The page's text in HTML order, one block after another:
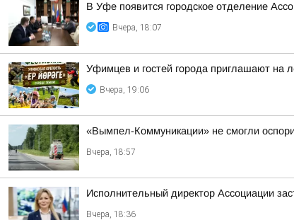
В Уфе появится городское отделение
Вчера, 18:07
Уфимцев и гостей города приглашают на
Вчера, 19:06
«Вымпел-Коммуникации» не смогли
Вчера, 18:57
Исполнительный директор Ассоциации
Вчера, 18:36